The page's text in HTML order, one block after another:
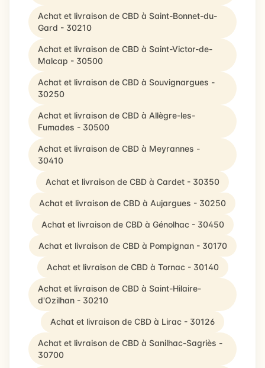
Achat et livraison de CBD à Saint-Bonnet-du-
Gard - 30210
Achat et livraison de CBD à Saint-Victor-de-
Malcap - 30500
Achat et livraison de CBD à Souvignargues -
30250
Achat et livraison de CBD à Allègre-les-
Fumades - 30500
Achat et livraison de CBD à Meyrannes -
30410
Achat et livraison de CBD à Cardet - 30350
Achat et livraison de CBD à Aujargues - 30250
Achat et livraison de CBD à Génolhac - 30450
Achat et livraison de CBD à Pompignan - 30170
Achat et livraison de CBD à Tornac - 30140
Achat et livraison de CBD à Saint-Hilaire-
d'Ozilhan - 30210
Achat et livraison de CBD à Lirac - 30126
Achat et livraison de CBD à Sanilhac-Sagriès -
30700